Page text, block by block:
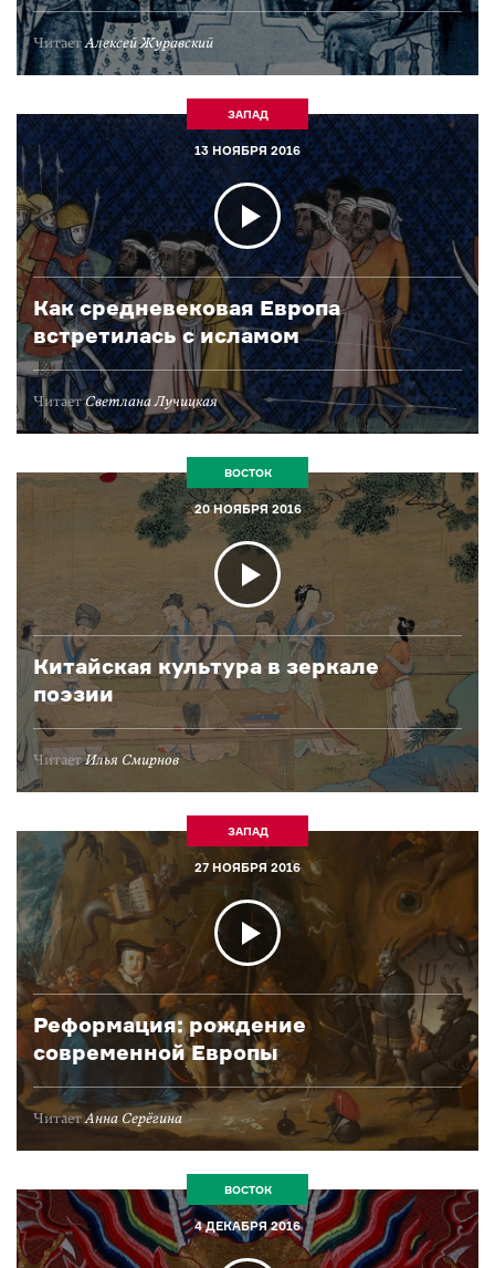
ЧитаетАлексей Журавский
ЗАПАД
13 НОЯБРЯ 2016
Как средневековая Европа
встретилась с исламом
ЧитаетСветлана Лучицкая
ВОСТОК
20 НОЯБРЯ 2016
Китайская культура в зеркале
поэзии
ЧитаетИлья Смирнов
ЗАПАД
27 НОЯБРЯ 2016
Реформация: рождение
современной Европы
ЧитаетАнна Серёгина
ВОСТОК
4 ДЕКАБРЯ 2016